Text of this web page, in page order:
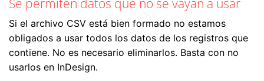
Se permiten datos que no se vayan a usar
Si el archivo CSV está bien formado no estamos
obligados a usar todos los datos de los registros que
contiene. No es necesario eliminarlos. Basta con no
usarlos en InDesign.